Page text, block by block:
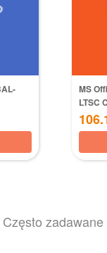
MS
LTSC
Często